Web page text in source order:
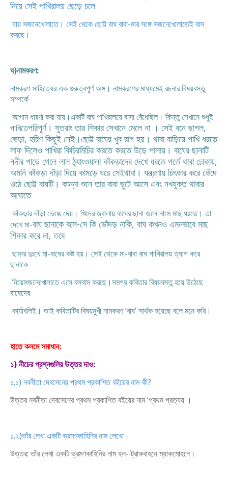
নিয়ে সেই পাখিরালয় ছেড়ে চলে
যায় সজনেখোলাতে। সেই থেকে ছোট্ট বাঘ বাবা-মার সঙ্গে সজনেখোলাতেই বাস
করছে।
ঘ)নামকরণ:
নামকরণ সাহিত্যের এক গুরুত্বপূর্ণ অঙ্গ। নামকরণের মাধ্যমেই রচনার বিষয়বস্তু
সম্পর্কে
আগাম ধারণা করা যায়।একটি বাঘ পাখিরালয়ে বাসা বেঁধেছিল। কিন্তু সেখানে শুধুই
পাখিতেপরিপূর্ণ। সুতরাং তার শিকার সেখানে মেলে না । সেই বনে ছাগল,
ভেড়া, হরিণ কিছুই নেই।ছোট্ট বাঘের খুব রাগ হয়। থাবা বাড়িয়ে পাখি ধরতে
লাফ দিলেও পাখিরা কিচিরমিচির করতেকরতে উড়ে পালায়। বাঘের ছানাটি
নদীর পাড়ে গেলে লাল ঠ্যাংওয়ালা কাঁকড়াদের দেখে ধরতে গর্তে থাবা ঢোকায়,
অমনি কাঁকড়া দাঁড়া দিয়ে কামড়ে ধরে সেইথাবা। যন্ত্রণায় চিৎকার করে কেঁদে
ওঠে ছোট্ট বাঘটি। কান্না শুনে তার বাবা ছুটে আসে এবং নখযুক্ত থাবার
আঘাতে
কাঁকড়ার দাঁড়া ভেঙে দেয়। খিদের জ্বালায় বাঘের ছানা জলে নামে মাছ ধরতে। তা
দেখে মা-বাঘ ছানাকে বলে-সে কি ভোঁদড় নাকি, বাঘ কখনও এমনভাবে মাছ
শিকার করে না, তবে
ছানার দুঃখে মা-বাঘের কষ্ট হয়। সেই থেকে মা-বাবা বাঘ পাখিরালয় ত্যাগ করে
ছানাকে
নিয়েসজনেখোলাতে এসে বসবাস করছে।সমগ্র কবিতার বিষয়বস্তু হয়ে উঠেছে
বাঘেদের
কার্যাবলিই। তাই কবিতাটির বিষয়মুখী নামকরণ ‘বাঘ’ সার্থক হয়েছে বলে মনে করি।
হাতে কলমে সমাধান:
১) নীচের প্রশ্নগুলির উত্তর দাও:
১.১) নবনীতা দেবসেনের প্রথম প্রকাশিত বইয়ের নাম কী?
উত্তর নবনীতা দেবসেনের প্রথম প্রকাশিত বইয়ের নাম ‘প্রথম প্রত্যয়'।
১.২)তাঁর লেখা একটি ভ্রমণকাহিনির নাম লেখো।
উত্তর: তাঁর লেখা একটি ভ্রমণকাহিনির নাম হল- ট্রাকবাহনে ম্যাকমোহনে।